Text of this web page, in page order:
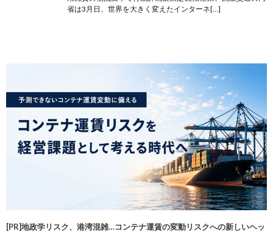
省は3月日、世界を大きく変えたインターネ[…]
[PR]地政学リスク、港湾混雑…コンテナ運賃の変動リスクへの新しいヘッ